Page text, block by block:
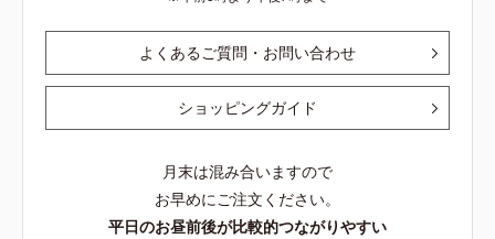
よくあるご質問・お問い合わせ
ショッピングガイド
月末は混み合いますので
お早めにご注文ください。
平日のお昼前後が比較的つながりやすい